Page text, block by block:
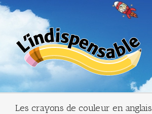
Les crayons de couleur en anglais